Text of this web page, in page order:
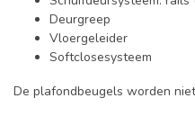
Deurgreep
Vloergeleider
Softclosesysteem
De plafondbeugels worden